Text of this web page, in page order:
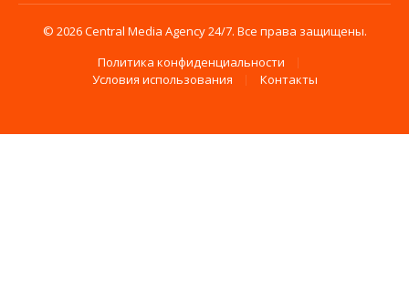
© 2026 Central Media Agency 24/7. Все права защищены.
Политика конфиденциальности
Условия использования
Контакты